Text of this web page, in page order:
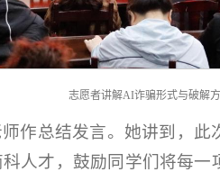
志愿者讲解AI诈骗形式与破解
作总结发言。她讲到，
人才，鼓励同学们将每一